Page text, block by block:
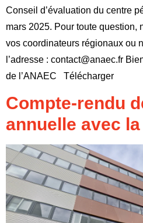
Conseil d’évaluation du centre
mars 2025. Pour toute question,
vos coordinateurs régionaux ou
l’adresse : contact@anaec.fr
de l’ANAEC Télécharger
Compte-rendu
annuelle avec